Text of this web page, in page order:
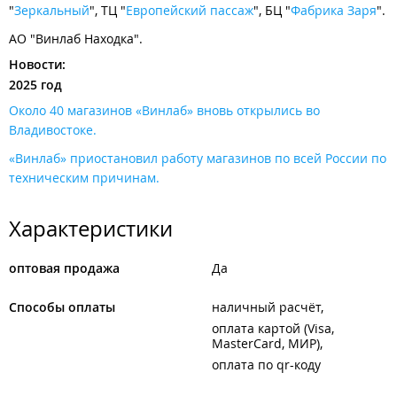
"Зеркальный", ТЦ "Европейский пассаж", БЦ "Фабрика Заря".
АО "Винлаб Находка".
Новости:
2025 год
Около 40 магазинов «Винлаб» вновь открылись во
Владивостоке.
«Винлаб» приостановил работу магазинов по всей России по
техническим причинам.
Характеристики
оптовая продажа Да
Способы оплаты
наличный расчёт
оплата картой (Visa,
MasterCard, МИР)
оплата по qr-коду